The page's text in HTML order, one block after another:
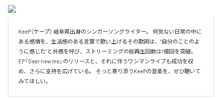
KeeP（ケープ） 岐阜県出身のシンガーソングライター。 何気ない日常の中に
ある感情を、生活感のある言葉で歌い上げるその歌詞は、“自分のことのよ
うに感じた”と共感を呼び、ストリーミングの総再生回数は1億回を突破。
EP『Dear new me』のリリースと、それに伴うワンマンライブも成功を収
め、さらに支持を広げている。 そっと寄り添うKeePの音楽を、ぜひ聴いて
みてほしい。